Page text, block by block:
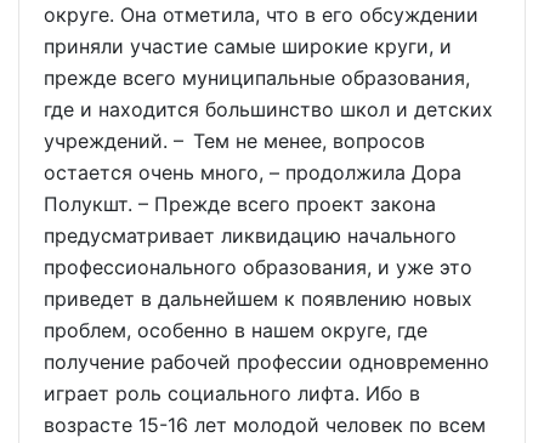
округе. Она отметила, что в его обсуждении
приняли участие самые широкие круги, и
прежде всего муниципальные образования,
где и находится большинство школ и детских
учреждений. – Тем не менее, вопросов
остается очень много, – продолжила Дора
Полукшт. – Прежде всего проект закона
предусматривает ликвидацию начального
профессионального образования, и уже это
приведет в дальнейшем к появлению новых
проблем, особенно в нашем округе, где
получение рабочей профессии одновременно
играет роль социального лифта. Ибо в
возрасте 15-16 лет молодой человек по всем